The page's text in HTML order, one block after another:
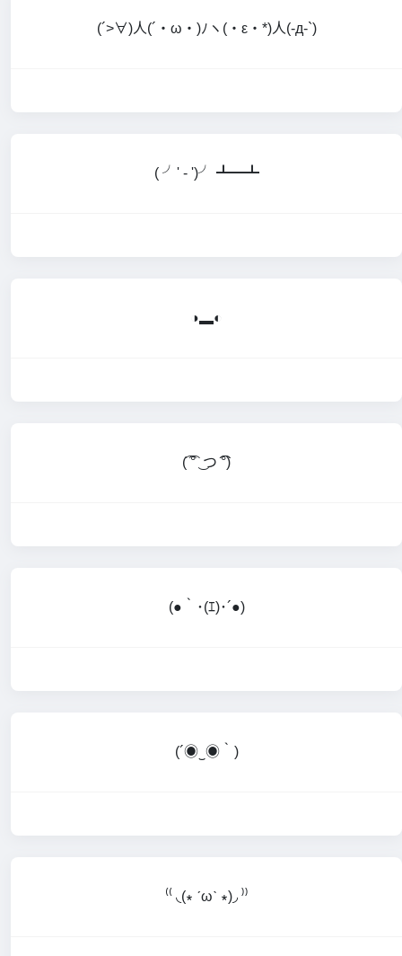
(´>∀)人(´・ω・)ﾉヽ(・ε・*)人(-д-`)
( ╯' - ')╯ ┻━┻
◑▂◐
(͡ ͡° ͜ つ ͡͡°)
(●｀･(ｴ)･´●)
(´◉‿◉｀)
⁽⁽ ◟(∗ ˊωˋ ∗)◞ ⁾⁾